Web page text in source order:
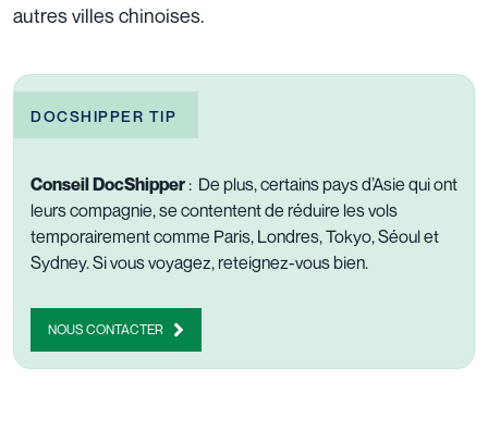
autres villes chinoises.
DOCSHIPPER TIP
Conseil DocShipper : De plus, certains pays d’Asie qui ont
leurs compagnie, se contentent de réduire les vols
temporairement comme Paris, Londres, Tokyo, Séoul et
Sydney. Si vous voyagez, reteignez-vous bien.
NOUS CONTACTER